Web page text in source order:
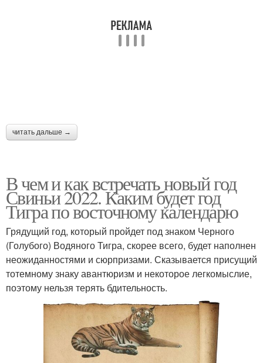
читать дальше →
В чем и как встречать новый год
Свиньи 2022. Каким будет год
Тигра по восточному календарю
Грядущий год, который пройдет под знаком Черного
(Голубого) Водяного Тигра, скорее всего, будет наполнен
неожиданностями и сюрпризами. Сказывается присущий
тотемному знаку авантюризм и некоторое легкомыслие,
поэтому нельзя терять бдительность.